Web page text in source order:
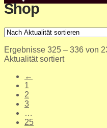
Shop
Ergebnisse 325 – 336 von
Aktualität sortiert
←
1
2
3
…
25